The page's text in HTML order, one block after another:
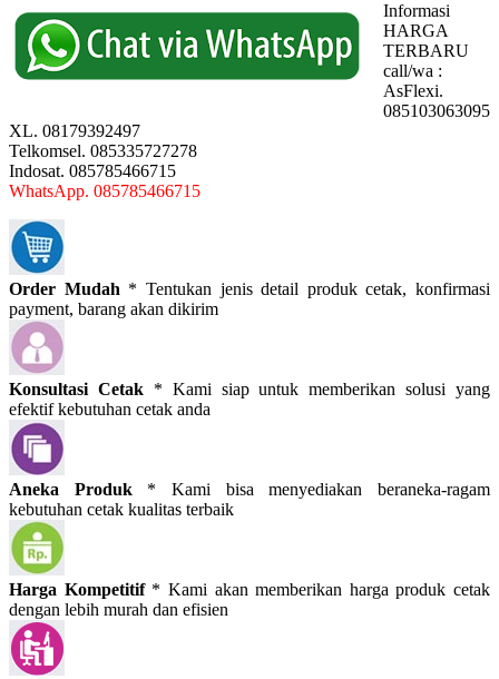
Informasi
HARGA
TERBARU
call/wa :
AsFlexi.
085103063095
XL. 08179392497
Telkomsel. 085335727278
Indosat. 085785466715
WhatsApp. 085785466715
Order Mudah * Tentukan jenis detail produk cetak, konfirmasi
payment, barang akan dikirim
Konsultasi Cetak* Kami siap untuk memberikan solusi yang
efektif kebutuhan cetak anda
Aneka Produk * Kami bisa menyediakan beraneka-ragam
kebutuhan cetak kualitas terbaik
Harga Kompetitif* Kami akan memberikan harga produk cetak
dengan lebih murah dan efisien